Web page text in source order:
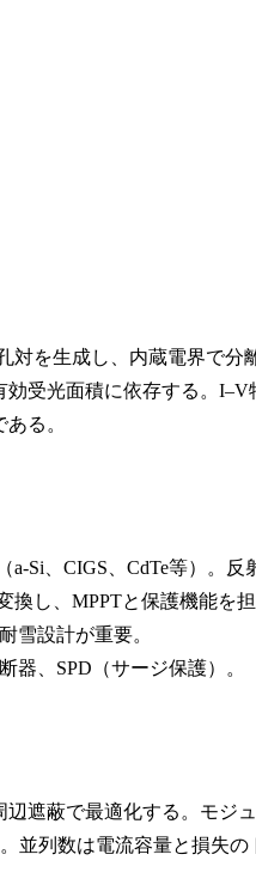
対を生成し、内蔵電界で
受光面積に依存する。
る。
Si、CIGS、CdTe等）。反
し、MPPTと保護機能を担
雪設計が重要。
器、SPD（サージ保護）。
遮蔽で最適化する。モジ
並列数は電流容量と損失